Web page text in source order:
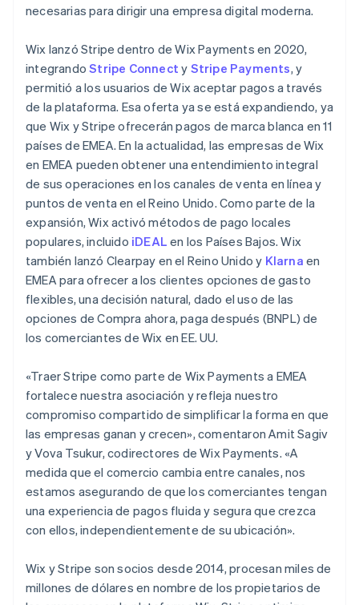
necesarias para dirigir una empresa digital moderna.
Wix lanzó Stripe dentro de Wix Payments en 2020,
integrandoStripe Connect y Stripe Payments, y
permitió a los usuarios de Wix aceptar pagos a través
de la plataforma. Esa oferta ya se está expandiendo, ya
que Wix y Stripe ofrecerán pagos de marca blanca en 11
países de EMEA. En la actualidad, las empresas de Wix
en EMEA pueden obtener una entendimiento integral
de sus operaciones en los canales de venta en línea y
puntos de venta en el Reino Unido. Como parte de la
expansión, Wix activó métodos de pago locales
populares, incluido iDEAL en los Países Bajos. Wix
también lanzó Clearpay en el Reino Unido y Klarna en
EMEA para ofrecer a los clientes opciones de gasto
flexibles, una decisión natural, dado el uso de las
opciones de Compra ahora, paga después (BNPL) de
los comerciantes de Wix en EE. UU.
«Traer Stripe como parte de Wix Payments a EMEA
fortalece nuestra asociación y refleja nuestro
compromiso compartido de simplificar la forma en que
las empresas ganan y crecen», comentaron Amit Sagiv
y Vova Tsukur, codirectores de Wix Payments. «A
medida que el comercio cambia entre canales, nos
estamos asegurando de que los comerciantes tengan
una experiencia de pagos fluida y segura que crezca
con ellos, independientemente de su ubicación».
Wix y Stripe son socios desde 2014, procesan miles de
millones de dólares en nombre de los propietarios de